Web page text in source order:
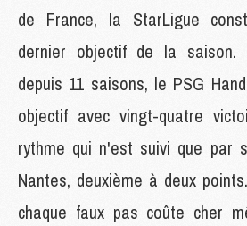
de France, la StarLigue
dernier objectif de la saison.
depuis 11 saisons, le PSG
objectif avec vingt-quatre
rythme qui n'est suivi que par
Nantes, deuxième à deux
chaque faux pas coûte cher